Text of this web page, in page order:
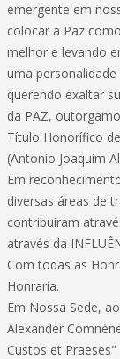
emergente em
colocar a Paz
melhor e levando
uma
querendo exaltar
da PAZ,
Título Honorífico
(Antonio Joaquim
Em
diversas áreas de
contribuíram
através da
Com todas as
Honraria.
Em Nossa Sede,
Alexander
Custos et Praeses"